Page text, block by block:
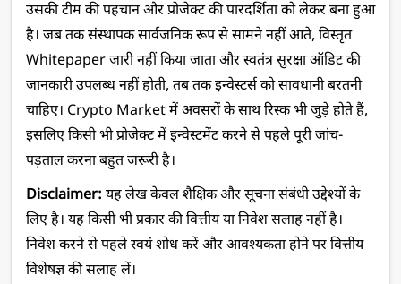
उसकी टीम की पहचान और प्रोजेक्ट की पारदर्शिता को लेकर बना हुआ
है। जब तक संस्थापक सार्वजनिक रूप से सामने नहीं आते, विस्तृत
Whitepaper जारी नहीं किया जाता और स्वतंत्र सुरक्षा ऑडिट की
जानकारी उपलब्ध नहीं होती, तब तक इन्वेस्टर्स को सावधानी बरतनी
चाहिए। Crypto Market में अवसरों के साथ रिस्क भी जुड़े होते हैं,
इसलिए किसी भी प्रोजेक्ट में इन्वेस्टमेंट करने से पहले पूरी जांच-
पड़ताल करना बहुत जरूरी है।
Disclaimer: यह लेख केवल शैक्षिक और सूचना संबंधी उद्देश्यों के
लिए है। यह किसी भी प्रकार की वित्तीय या निवेश सलाह नहीं है।
निवेश करने से पहले स्वयं शोध करें और आवश्यकता होने पर वित्तीय
विशेषज्ञ की सलाह लें।